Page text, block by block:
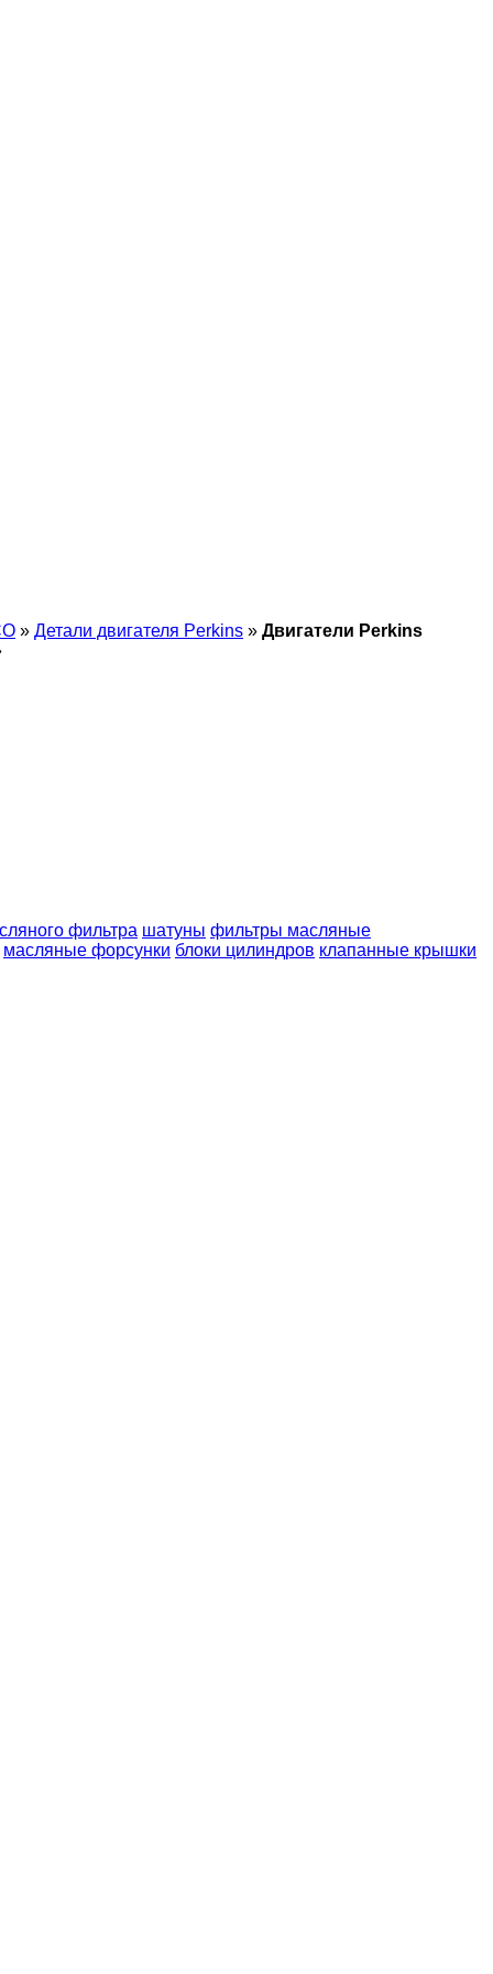
» Детали двигателя Perkins » Двигатели Perkins
фильтра шатуны фильтры масляные
масляные форсунки блоки цилиндров клапанные крышки